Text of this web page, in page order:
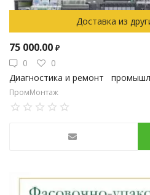
Доставка из
75 000.00 ₽
0
0
Диагностика и ремонт
ПромМонтаж